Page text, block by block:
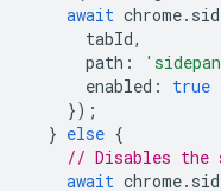
await chrome.
tabId,
path :
enabled :
true
});
} else {
// Disables the
await chrome.